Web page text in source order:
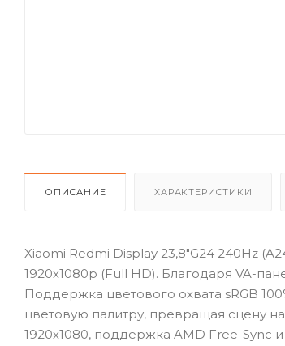
ОПИСАНИЕ ХАРАКТЕРИСТИКИ
Xiaomi Redmi Display 23,8"G24 240Hz
1920х1080p (Full HD). Благодаря VA-
Поддержка цветового охвата sRGB
цветовую палитру, превращая сцену
1920х1080, поддержка AMD Free-Sync